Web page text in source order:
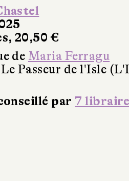
20,50 €
de Maria Ferragu
Passeur de l'Isle
par 7